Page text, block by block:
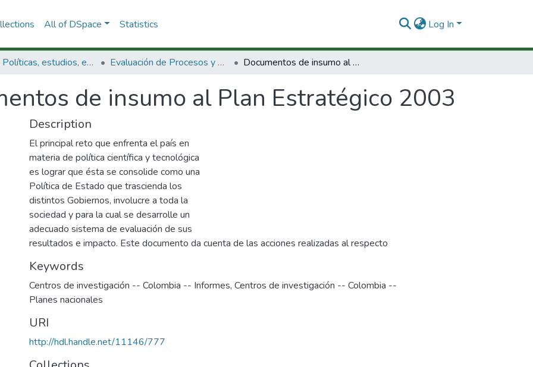
All of DSpace Statistics Log In
3.2.1. Políticas, estudios, evaluaciones e indicadores de CTeI Evaluación de Procesos y Gestión Documentos de insumo al Plan Estratégico 2003
de insumo al Plan Estratégico 2003
Description
El principal reto que enfrenta el país en
materia de política científica y tecnológica
es lograr que ésta se consolide como una
Política de Estado que trascienda los
distintos Gobiernos, involucre a toda la
sociedad y para la cual se desarrolle un
adecuado sistema de evaluación de sus
resultados e impacto. Este documento da cuenta de las acciones realizadas al respecto
Keywords
Centros de investigación -- Colombia -- Informes, Centros de investigación -- Colombia --
Planes nacionales
URI
http://hdl.handle.net/11146/777